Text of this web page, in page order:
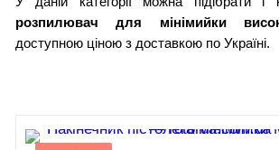
розпилювач для мінімийки
доступною ціною з доставкою по Україні.